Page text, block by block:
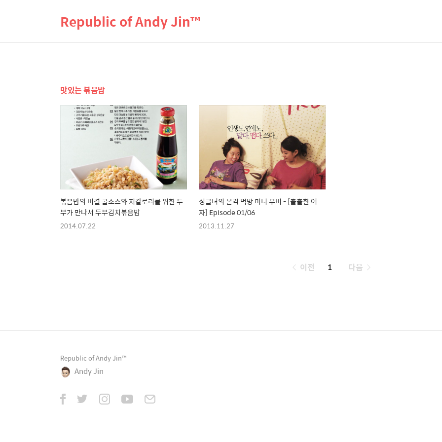
Republic of Andy Jin™
맛있는 볶음밥
볶음밥의 비결 굴소스와 저칼로리를 위한 두
부가 만나서 두부김치볶음밥
2014.07.22
싱글녀의 본격 먹방 미니 무비 - [출출한 여
자] Episode 01/06
2013.11.27
페
이전 1 다음
Republic of Andy Jin™
Andy Jin